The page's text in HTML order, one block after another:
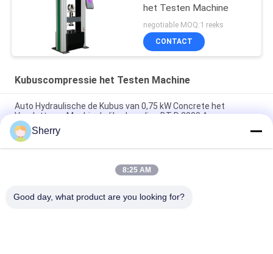
het Testen Machine
negotiable MOQ:1 reeks
CONTACT
Kubuscompressie het Testen Machine
Auto Hydraulische de Kubus van 0,75 kW Concrete het
Verpletteren Machinekaliberbepaling BT-D 2000 A
De Compressie van de baksteen40mpa Kubus het Testen het
Laboratorium van de Machinebouw
De Kubus van de computercontrole Digitale het Testen
Sherry
8:25 AM
Good day, what product are you looking for?